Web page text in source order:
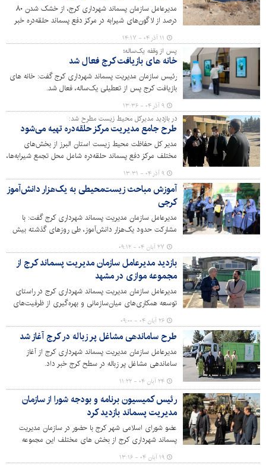
مدیرعامل سازمان پسماند شهرداری کرج، از خشک شدن ۸۰
درصد از لاگون‌های شیرابه در مرکز دفع پسماند حلقه‌دره خبر
داد و اعلام کرد: در حال حاضر عملیات اجرایی ایزوله‌سازی و
تقویت دیواره حوضچه‌های ذخیره‌سازی با استفاده از
روش‌های علمی آغاز شده است.
۱۱ آذر ۰۴ - ۱۴:۱۷
پس از وقفه یک‌ساله؛
خانه های بازیافت کرج فعال شد
رئیس سازمان مدیریت پسماند شهرداری کرج گفت: خانه های
بازیافت کرج پس از تعطیلی یک‌ساله، فعال شد.
۹ آذر ۰۴ - ۱۳:۳۶
در بازدید مدیرکل محیط زیست مطرح شد:
طرح جامع مدیریت مرکز حلقه‌دره تهیه می‌شود
مدیر کل حفاظت محیط زیست استان البرز از بخش‌های
مختلف مرکز دفع پسماند حلقه‌دره شامل محل تجمع شیرابه‌ها،
دفن پسماند، خط تولید کمپوست، لندفیل مهندسی- بهداشتی
و بخش بی‌خطرسازی پسماندهای پزشکی بازدید کرد.
۹ آذر ۰۴ - ۱۳:۳۱
آموزش مباحث زیست‌محیطی به یک‌هزار دانش‌آموز
کرجی
مدیرعامل سازمان مدیریت پسماند شهرداری کرج گفت: با
مشارکت حدود یک‌هزار دانش‌آموز، طی روزهای گذشته بیش
از ۱۰ مدرسه تحت پوشش طرح‌های آموزشی سه‌شنبه‌های سبز
و مدرسه سبز- شهر پاک قرار گرفتند.
۲۷ آبان ۰۴ - ۰۹:۱۲
بازدید مدیرعامل سازمان مدیریت پسماند کرج از
مجموعه موازی در مشهد
مدیرعامل سازمان مدیریت پسماند شهرداری کرج در راستای
توسعه همکاری‌های میان‌سازمانی و بهره‌گیری از ظرفیت‌های
علمی و فنی شهرهای پیشرو، از مجموعه مدیریت پسماند
شهرداری مشهد بازدید کرد. این بازدید با هدف تبادل تجربیات،
آشنایی با فناوری‌های نوین و بررسی الگوهای موفق در حوزه
مدیریت پسماند انجام شد و طی آن بخش‌های مختلف این
مجموعه مورد ارزیابی و مطالعه قرار گرفت.
۲۶ آبان ۰۴ - ۰۹:۰۰
طرح ساماندهی مشاغل پر زباله در کرج آغاز شد
مدیرعامل سازمان مدیریت پسماند شهرداری کرج از آغاز
ساماندهی مشاغل پر زباله در سطح کرج خبر داد.
۲۴ آبان ۰۴ - ۱۱:۲۲
رئیس کمیسیون برنامه و بودجه شورا از سازمان
مدیریت پسماند بازدید کرد
عضو شورای اسلامی شهر کرج با حضور در سازمان مدیریت
پسماند شهرداری کرج از بخش های مختلف این مجموعه
بازدید کرد.
۱۹ آبان ۰۴ - ۱۳:۱۶